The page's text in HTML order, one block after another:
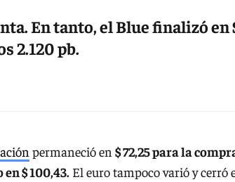
En tanto, el Blue finalizó en
2.120 pb.
permaneció en $ 72,25 para la
$ 100,43. El euro tampoco varió y cerró